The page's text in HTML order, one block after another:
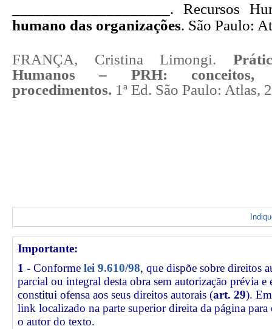
____________________. Recursos
humano das organizações. São Paulo:
FRANÇA, Cristina Limongi.
Humanos – PRH: conceitos,
procedimentos. 1ª Ed. São Paulo: Atlas,
Importante:
1 - Conforme lei 9.610/98, que dispõe sobre direitos
parcial ou integral desta obra sem autorização prévia e
constitui ofensa aos seus direitos autorais (art. 29).
link localizado na parte superior direita da página
o autor do texto.